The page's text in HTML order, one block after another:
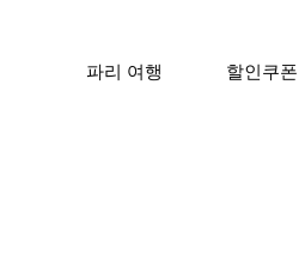
파리 여행 할인쿠폰